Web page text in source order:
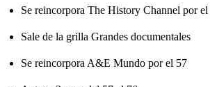
Se reincorpora The History Channel por el
Sale de la grilla Grandes documentales
Se reincorpora A&E Mundo por el 57